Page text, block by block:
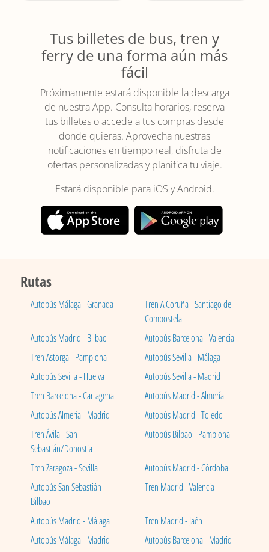
Tus billetes de bus, tren y
ferry de una forma aún más
fácil
Próximamente estará disponible la descarga
de nuestra App. Consulta horarios, reserva
tus billetes o accede a tus compras desde
donde quieras. Aprovecha nuestras
notificaciones en tiempo real, disfruta de
ofertas personalizadas y planifica tu viaje.
Estará disponible para iOS y Android.
Rutas
Autobús Málaga - Granada
Tren A Coruña - Santiago de
Compostela
Autobús Madrid - Bilbao
Autobús Barcelona - Valencia
Tren Astorga - Pamplona
Autobús Sevilla - Málaga
Autobús Sevilla - Huelva
Autobús Sevilla - Madrid
Tren Barcelona - Cartagena
Autobús Madrid - Almería
Autobús Almería - Madrid
Autobús Madrid - Toledo
Tren Ávila - San
Sebastián/Donostia
Autobús Bilbao - Pamplona
Tren Zaragoza - Sevilla
Autobús Madrid - Córdoba
Autobús San Sebastián -
Bilbao
Tren Madrid - Valencia
Autobús Madrid - Málaga
Tren Madrid - Jaén
Autobús Málaga - Madrid
Autobús Barcelona - Madrid